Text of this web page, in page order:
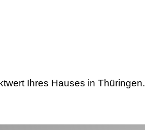
Ihres Hauses in Thüringen.